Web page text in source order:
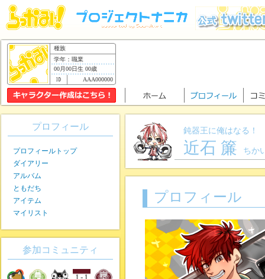
種族
学年：職業
00月00日生 00歳
AAA000000
鈍器王に俺はなる！
近石 簾 ちか
プロフィール
プロフィール
プロフィールトップ
ダイアリー
アルバム
ともだち
アイテム
マイリスト
参加コミュニティ